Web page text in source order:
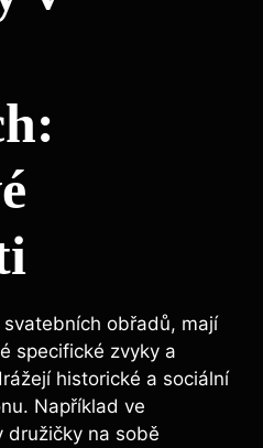
obřadů, mají
specifické zvyky ‌a
historické a sociální
Například ve
družičky na sobě